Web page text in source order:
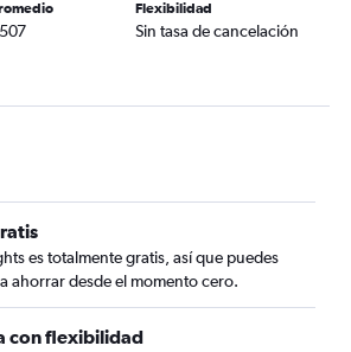
Flexibilidad
Sin tasa de cancelación
es totalmente gratis, así que puedes
ahorrar desde el momento cero.
con flexibilidad